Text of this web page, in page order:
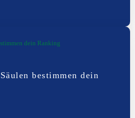
bestimmen dein